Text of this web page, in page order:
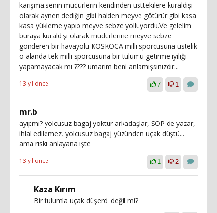
karışma.senin müdürlerin kendinden üsttekilere kuraldışı
olarak aynen dediğin gibi halden meyve götürür gibi kasa
kasa yükleme yapıp meyve sebze yolluyordu.Ve gelelim
buraya kuraldışı olarak müdürlerine meyve sebze
gönderen bir havayolu KOSKOCA milli sporcusuna üstelik
o alanda tek milli sporcusuna bir tulumu getirme iyiliği
yapamayacak mı ???? umarım beni anlamışsınızdır...
13 yıl önce 7 1
mr.b
ayıpmı? yolcusuz bagaj yoktur arkadaşlar, SOP de yazar,
ihlal edilemez, yolcusuz bagaj yüzünden uçak düştü...
ama riski anlayana işte
13 yıl önce 1 2
Kaza Kırım
Bir tulumla uçak düşerdi değil mi?